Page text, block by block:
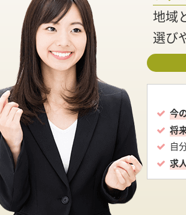
地域
選び
今
将
自
求